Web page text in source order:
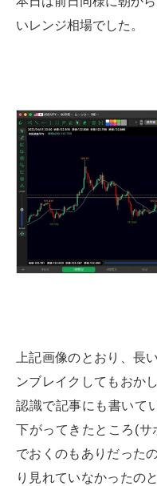
いレンジ相場でした。
上記画像のとおり、長
ンブレイクしてもおか
認識で記事にも書いて
下がってきたところ(
でおくのもありだった
り見れていなかったの